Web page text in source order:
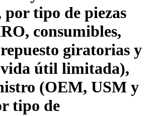
tipo de piezas
consumibles,
giratorias y
vida útil limitada),
(OEM, USM y
tipo de